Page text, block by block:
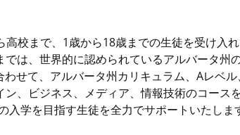
校まで、1歳から18歳までの生徒を受け入
は、世界的に認められているアルバータ州
せて、アルバータ州カリキュラム、Aレベ
、ビジネス、メディア、情報技術のコース
学を目指す生徒を全力でサポートいたしま